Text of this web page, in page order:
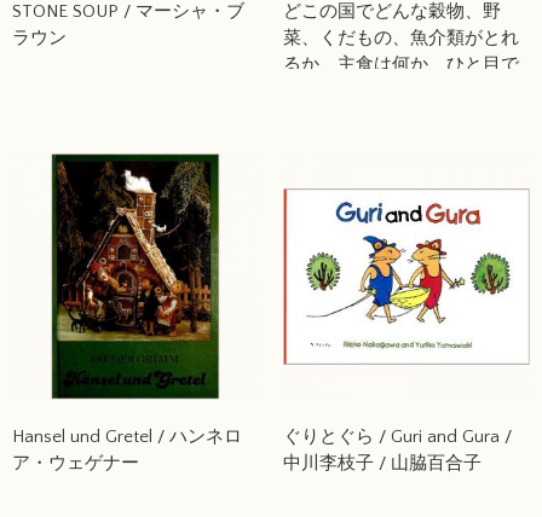
STONE SOUP / マーシャ・ブ
ラウン
どこの国でどんな穀物、野
菜、くだもの、魚介類がとれ
るか、主食は何か、ひと目で
Hansel und Gretel / ハンネロ
ア・ウェゲナー
ぐりとぐら / Guri and Gura /
中川李枝子 / 山脇百合子